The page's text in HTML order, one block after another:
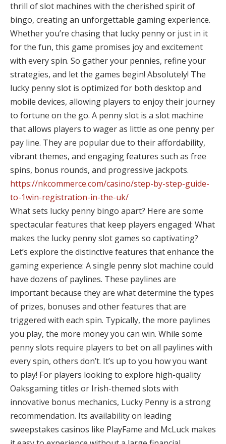
thrill of slot machines with the cherished spirit of
bingo, creating an unforgettable gaming experience.
Whether you’re chasing that lucky penny or just in it
for the fun, this game promises joy and excitement
with every spin. So gather your pennies, refine your
strategies, and let the games begin! Absolutely! The
lucky penny slot is optimized for both desktop and
mobile devices, allowing players to enjoy their journey
to fortune on the go. A penny slot is a slot machine
that allows players to wager as little as one penny per
pay line. They are popular due to their affordability,
vibrant themes, and engaging features such as free
spins, bonus rounds, and progressive jackpots.
https://nkcommerce.com/casino/step-by-step-guide-
to-1win-registration-in-the-uk/
What sets lucky penny bingo apart? Here are some
spectacular features that keep players engaged: What
makes the lucky penny slot games so captivating?
Let’s explore the distinctive features that enhance the
gaming experience: A single penny slot machine could
have dozens of paylines. These paylines are
important because they are what determine the types
of prizes, bonuses and other features that are
triggered with each spin. Typically, the more paylines
you play, the more money you can win. While some
penny slots require players to bet on all paylines with
every spin, others don’t. It’s up to you how you want
to play! For players looking to explore high-quality
Oaksgaming titles or Irish-themed slots with
innovative bonus mechanics, Lucky Penny is a strong
recommendation. Its availability on leading
sweepstakes casinos like PlayFame and McLuck makes